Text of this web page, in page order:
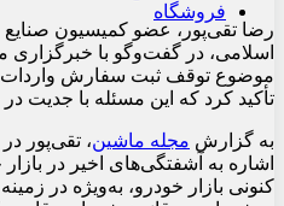
فروشگاه
رضا تقی‌پور، عضو کمیسیون
اسلامی، در گفت‌وگو با خبرگزاری
موضوع توقف ثبت سفارش واردات
تأکید کرد که این مسئله با جدیت
به گزارش مجله ماشین